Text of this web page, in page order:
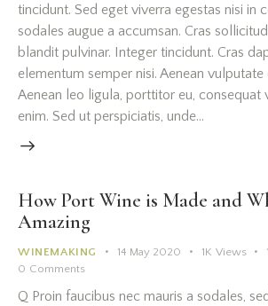
tincidunt. Sed eget viverra egestas nisi in
sodales augue a accumsan. Cras
blandit pulvinar. Integer tincidunt. Cras
elementum semper nisi. Aenean
Aenean leo ligula, porttitor eu, consequat
enim. Sed ut perspiciatis, unde…
How Port Wine is Made and
Amazing
WINEMAKING 14 May 2020 1K Views 1
0 Comments
Q Proin faucibus nec mauris a sodales,